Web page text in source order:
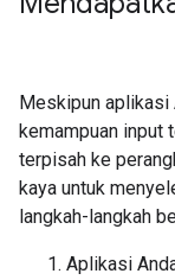
Meskipun aplikasi
kemampuan input
terpisah ke
kaya untuk
langkah-langkah
Aplikasi